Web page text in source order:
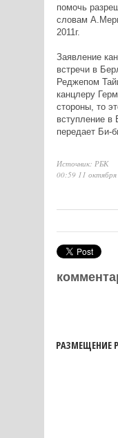
помочь
словам
2011г.
Заявление
встречи в
Реджепом
канцлеру
стороны, то
вступление в
передает Би-
Источник: РБК
00:59 11
РАЗМЕЩЕНИЕ